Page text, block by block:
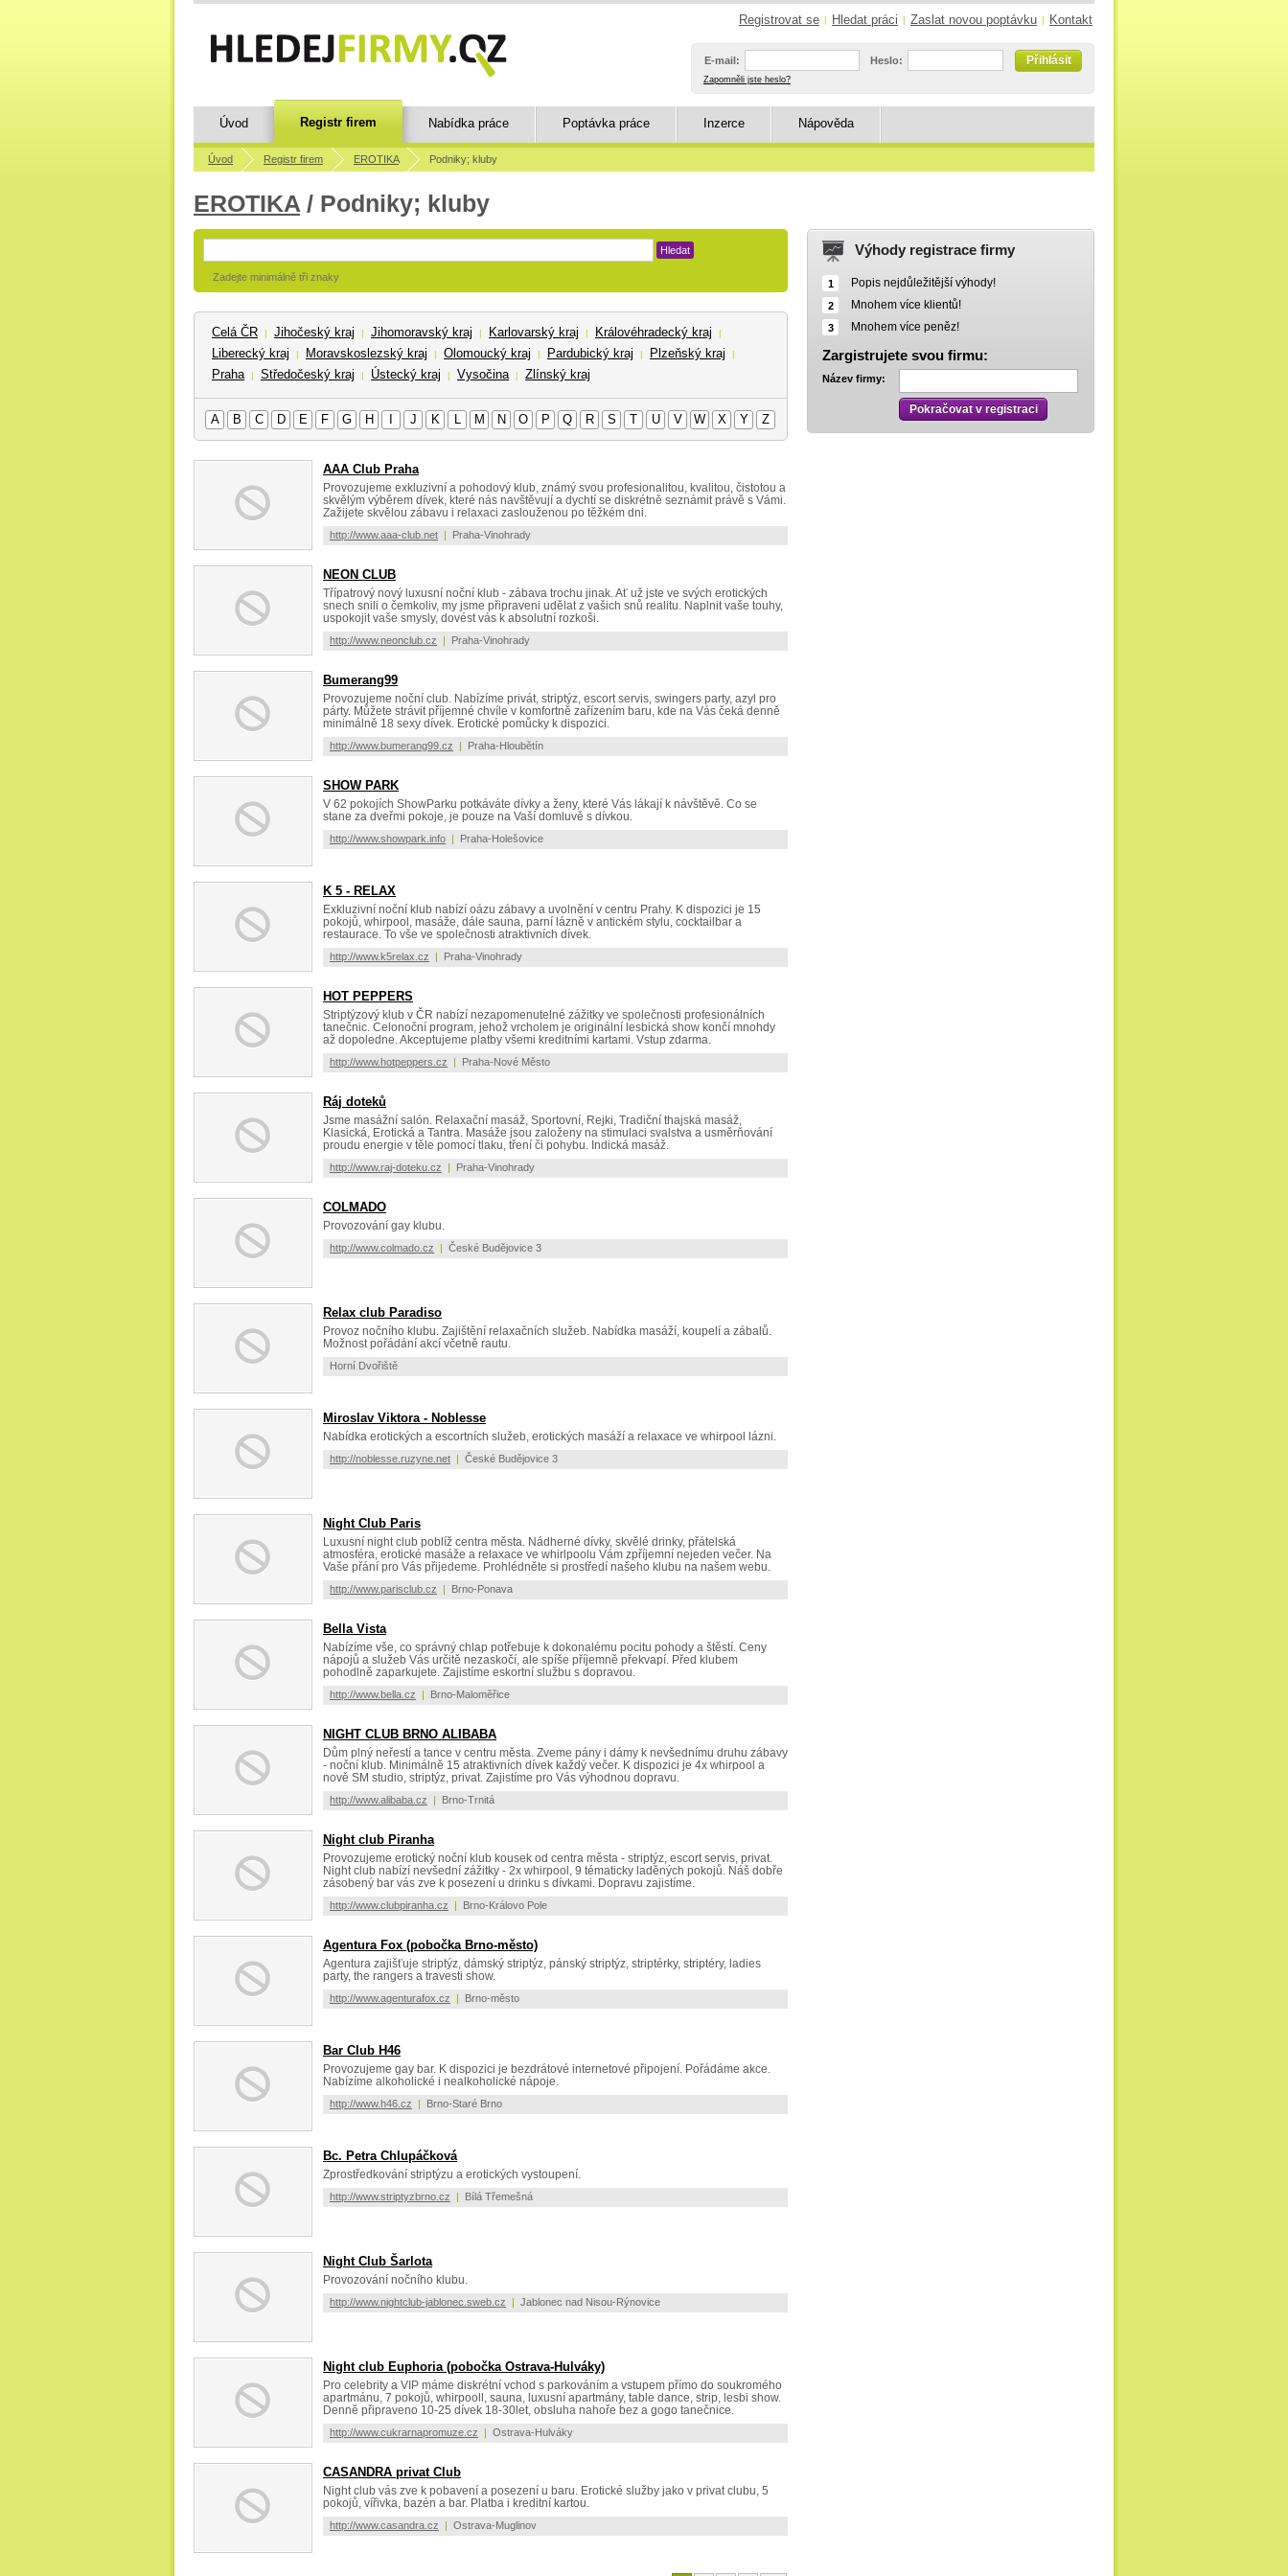
Registrovat se | Hledat práci | Zaslat novou poptávku | Kontakt
E-mail: Heslo:
Zapomněli jste heslo?
Přihlásit
Úvod Registr firem Nabídka práce Poptávka práce Inzerce Nápověda
Úvod Registr firem EROTIKA Podniky; kluby
EROTIKA / Podniky; kluby
Hledat
Zadejte minimálně tři znaky
Celá ČR | Jihočeský kraj | Jihomoravský kraj | Karlovarský kraj | Královéhradecký kraj |
Liberecký kraj | Moravskoslezský kraj | Olomoucký kraj | Pardubický kraj | Plzeňský kraj |
Praha | Středočeský kraj | Ústecký kraj | Vysočina | Zlínský kraj
A B C D E F G H J K L M N O P Q R S T U V W X Y Z
AAA Club Praha
Provozujeme exkluzivní a pohodový klub, známý svou profesionalitou, kvalitou, čistotou a
skvělým výběrem dívek, které nás navštěvují a dychtí se diskrétně seznámit právě s Vámi.
Zažijete skvělou zábavu i relaxaci zaslouženou po těžkém dni.
http://www.aaa-club.net | Praha-Vinohrady
NEON CLUB
Třípatrový nový luxusní noční klub - zábava trochu jinak. Ať už jste ve svých erotických
snech snili o čemkoliv, my jsme připraveni udělat z vašich snů realitu. Naplnit vaše touhy,
uspokojit vaše smysly, dovést vás k absolutní rozkoši.
http://www.neonclub.cz | Praha-Vinohrady
Bumerang99
Provozujeme noční club. Nabízíme privát, striptýz, escort servis, swingers party, azyl pro
párty. Můžete strávit příjemné chvíle v komfortně zařízením baru, kde na Vás čeká denně
minimálně 18 sexy dívek. Erotické pomůcky k dispozici.
http://www.bumerang99.cz | Praha-Hloubětín
SHOW PARK
V 62 pokojích ShowParku potkáváte dívky a ženy, které Vás lákají k návštěvě. Co se
stane za dveřmi pokoje, je pouze na Vaší domluvě s dívkou.
http://www.showpark.info | Praha-Holešovice
K 5 - RELAX
Exkluzivní noční klub nabízí oázu zábavy a uvolnění v centru Prahy. K dispozici je 15
pokojů, whirpool, masáže, dále sauna, parní lázně v antickém stylu, cocktailbar a
restaurace. To vše ve společnosti atraktivních dívek.
http://www.k5relax.cz | Praha-Vinohrady
HOT PEPPERS
Striptýzový klub v ČR nabízí nezapomenutelné zážitky ve společnosti profesionálních
tanečnic. Celonoční program, jehož vrcholem je originální lesbická show končí mnohdy
až dopoledne. Akceptujeme platby všemi kreditními kartami. Vstup zdarma.
http://www.hotpeppers.cz | Praha-Nové Město
Ráj doteků
Jsme masážní salón. Relaxační masáž, Sportovní, Rejki, Tradiční thajská masáž,
Klasická, Erotická a Tantra. Masáže jsou založeny na stimulaci svalstva a usměrňování
proudu energie v těle pomocí tlaku, tření či pohybu. Indická masáž.
http://www.raj-doteku.cz | Praha-Vinohrady
COLMADO
Provozování gay klubu.
http://www.colmado.cz | České Budějovice 3
Relax club Paradiso
Provoz nočního klubu. Zajištění relaxačních služeb. Nabídka masáží, koupelí a zábalů.
Možnost pořádání akcí včetně rautu.
Horní Dvořiště
Miroslav Viktora - Noblesse
Nabídka erotických a escortních služeb, erotických masáží a relaxace ve whirpool lázni.
http://noblesse.ruzyne.net | České Budějovice 3
Night Club Paris
Luxusní night club poblíž centra města. Nádherné dívky, skvělé drinky, přátelská
atmosféra, erotické masáže a relaxace ve whirlpoolu Vám zpříjemní nejeden večer. Na
Vaše přání pro Vás přijedeme. Prohlédněte si prostředí našeho klubu na našem webu.
http://www.parisclub.cz | Brno-Ponava
Bella Vista
Nabízíme vše, co správný chlap potřebuje k dokonalému pocitu pohody a štěstí. Ceny
nápojů a služeb Vás určitě nezaskočí, ale spíše příjemně překvapí. Před klubem
pohodlně zaparkujete. Zajistíme eskortní službu s dopravou.
http://www.bella.cz | Brno-Maloměřice
NIGHT CLUB BRNO ALIBABA
Dům plný neřestí a tance v centru města. Zveme pány i dámy k nevšednímu druhu zábavy
- noční klub. Minimálně 15 atraktivních dívek každý večer. K dispozici je 4x whirpool a
nově SM studio, striptýz, privat. Zajistíme pro Vás výhodnou dopravu.
http://www.alibaba.cz | Brno-Trnitá
Night club Piranha
Provozujeme erotický noční klub kousek od centra města - striptýz, escort servis, privat.
Night club nabízí nevšední zážitky - 2x whirpool, 9 tématicky laděných pokojů. Náš dobře
zásobený bar vás zve k posezení u drinku s dívkami. Dopravu zajistíme.
http://www.clubpiranha.cz | Brno-Královo Pole
Agentura Fox (pobočka Brno-město)
Agentura zajišťuje striptýz, dámský striptýz, pánský striptýz, striptérky, striptéry, ladies
party, the rangers a travesti show.
http://www.agenturafox.cz | Brno-město
Bar Club H46
Provozujeme gay bar. K dispozici je bezdrátové internetové připojení. Pořádáme akce.
Nabízíme alkoholické i nealkoholické nápoje.
http://www.h46.cz | Brno-Staré Brno
Bc. Petra Chlupáčková
Zprostředkování striptýzu a erotických vystoupení.
http://www.striptyzbrno.cz | Bílá Třemešná
Night Club Šarlota
Provozování nočního klubu.
http://www.nightclub-jablonec.sweb.cz | Jablonec nad Nisou-Rýnovice
Night club Euphoria (pobočka Ostrava-Hulváky)
Pro celebrity a VIP máme diskrétní vchod s parkováním a vstupem přímo do soukromého
apartmánu, 7 pokojů, whirpooll, sauna, luxusní apartmány, table dance, strip, lesbi show.
Denně připraveno 10-25 dívek 18-30let, obsluha nahoře bez a gogo tanečnice.
http://www.cukrarnapromuze.cz | Ostrava-Hulváky
CASANDRA privat Club
Night club vás zve k pobavení a posezení u baru. Erotické služby jako v privat clubu, 5
pokojů, vířivka, bazén a bar. Platba i kreditní kartou.
http://www.casandra.cz | Ostrava-Muglinov
Výhody registrace firmy
1 Popis nejdůležitější výhody!
2 Mnohem více klientů!
3 Mnohem více peněz!
Zargistrujete svou firmu:
Název firmy:
Pokračovat v registraci